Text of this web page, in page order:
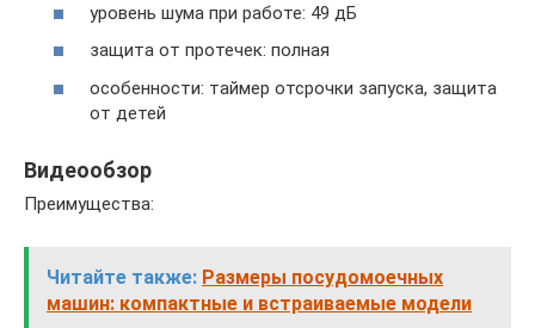
уровень шума при работе: 49 дБ
защита от протечек: полная
особенности: таймер отсрочки запуска, защита
от детей
Видеообзор
Преимущества:
Читайте также: Размеры посудомоечных
машин: компактные и встраиваемые модели